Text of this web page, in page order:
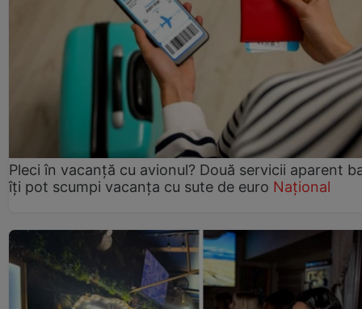
Pleci în vacanță cu avionul? Două servicii aparent
îți pot scumpi vacanța cu sute de euro Național